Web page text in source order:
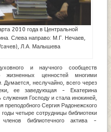
2010 года в Центральной
Слева направо: М.Г. Нечаев,
Л.А. Малышева
и научного сообществ
жизненных ценностей многими
Думается, неслучайно, всего через
ее заведующая - Екатерина
Господу и стала инокиней,
преподобного Сергия Радонежского
четыре сотрудницы библиотеки
библиотечного актива -